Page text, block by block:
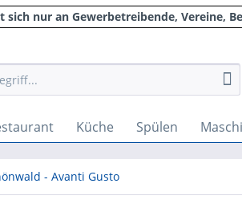
sich nur an Gewerbetreibende, Vereine,
Küche Spülen
- Avanti Gusto